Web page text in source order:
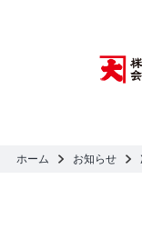
ホーム お知らせ